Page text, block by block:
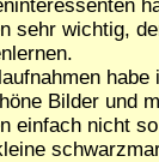
sehr wichtig,
Bilder und
einfach nicht